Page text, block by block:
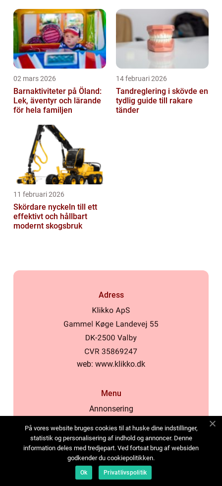
02 mars 2026
Barnaktiviteter på Öland:
Lek, äventyr och lärande
för hela familjen
14 februari 2026
Tandreglering i skövde en
tydlig guide till rakare
tänder
11 februari 2026
Skördare nyckeln till ett
effektivt och hållbart
modernt skogsbruk
Adress
web: www.klikko.dk
Menu
Annonsering
Cookies
Kontakta oss
Sitemap
På vores website bruges cookies til at huske dine indstillinger,
statistik og personalisering af indhold og annoncer. Denne
information deles med tredjepart. Ved fortsat brug af websiden
godkender du cookiepolitikken.
Ok Privatlivspolitik